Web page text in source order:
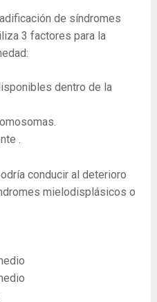
de síndromes
3 factores para la
dentro de la
.
conducir al deterioro
mielodisplásicos o